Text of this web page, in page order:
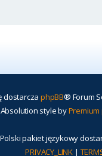
dostarcza phpBB® Forum
Absolution style byPremium
Polski pakiet językowy
PRIVACY_LINK |